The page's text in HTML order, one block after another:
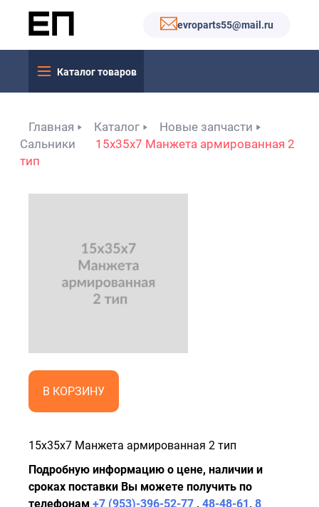
evroparts55@mail.ru
Каталог товаров
Главная Каталог
Новые запчасти
Сальники
15x35x7 Манжета армированная 2
тип
В КОРЗИНУ
15x35x7 Манжета армированная 2 тип
Подробную информацию о цене, наличии и
сроках поставки Вы можете получить по
телефонам +7 (953)-396-52-77 , 48-48-61, 8